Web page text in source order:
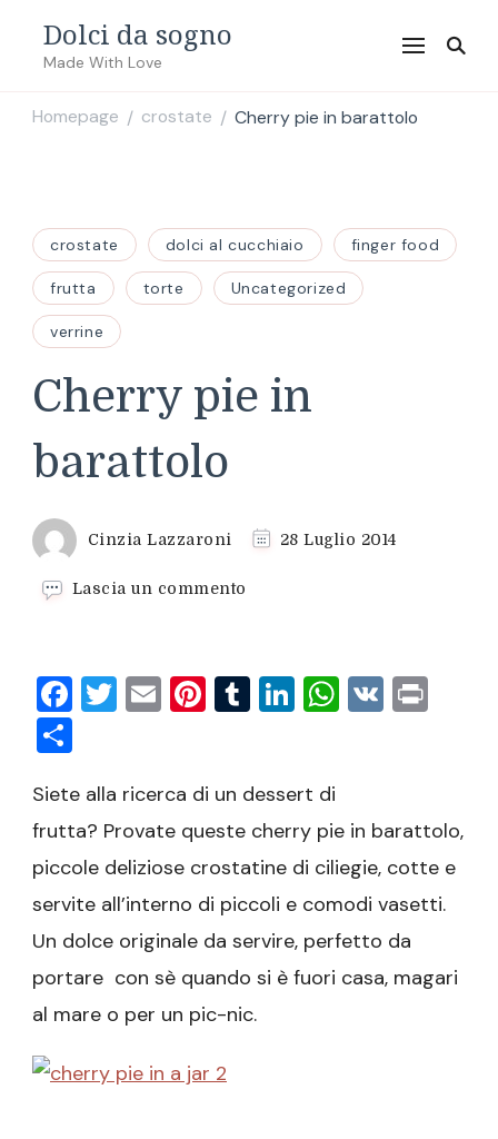
Dolci da sogno
Made With Love
Homepage / crostate / Cherry pie in barattolo
crostate dolci al cucchiaio finger food
frutta torte Uncategorized
verrine
Cherry pie in
barattolo
Cinzia Lazzaroni 28 Luglio 2014
Lascia un commento
barattolo
Facebook
Twitter
EmailPinterest
Tumblr
LinkedIn
VK
Siete alla ricerca di un dessert di
frutta? Provate queste cherry pie in barattolo,
piccole deliziose crostatine di ciliegie, cotte e
servite all’interno di piccoli e comodi vasetti.
Un dolce originale da servire, perfetto da
portare con sè quando si è fuori casa, magari
al mare o per un pic-nic.